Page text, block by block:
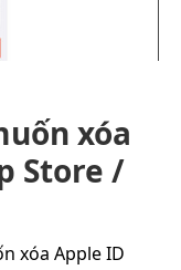
xóa
Store /
xóa Apple ID